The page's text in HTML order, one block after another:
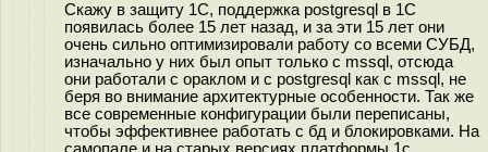
Скажу в защиту 1C, поддержка postgresql в 1С
появилась более 15 лет назад, и за эти 15 лет они
очень сильно оптимизировали работу со всеми СУБД,
изначально у них был опыт только с mssql, отсюда
они работали с ораклом и с postgresql как с mssql, не
беря во внимание архитектурные особенности. Так же
все современные конфигурации были переписаны,
чтобы эффективнее работать с бд и блокировками. На